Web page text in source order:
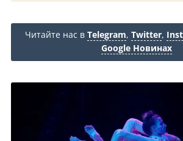
Читайте нас в Telegram, Twitter,
Google Новинах